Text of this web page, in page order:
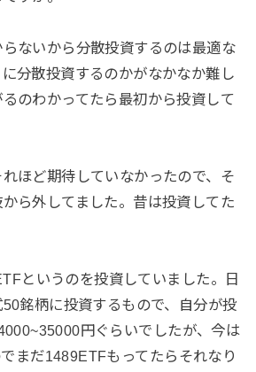
ないから分散投資するのは最適な
分散投資するのかがなかなか難し
のわかってたら最初から投資して
ほど期待していなかったので、そ
ら外してました。昔は投資してた
というのを投資していました。日
銘柄に投資するもので、自分が投
円ぐらいでしたが、今は
まだ1489ETFもってたらそれなり